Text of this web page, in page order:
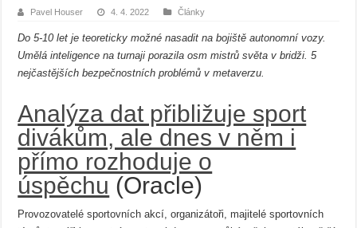
Pavel Houser 4. 4. 2022 Články
Do 5-10 let je teoreticky možné nasadit na bojiště autonomní vozy.
Umělá inteligence na turnaji porazila osm mistrů světa v bridži. 5
nejčastějších bezpečnostních problémů v metaverzu.
Analýza dat přibližuje sport
divákům, ale dnes v něm i
přímo rozhoduje o
úspěchu (Oracle)
Provozovatelé sportovních akcí, organizátoři, majitelé sportovních